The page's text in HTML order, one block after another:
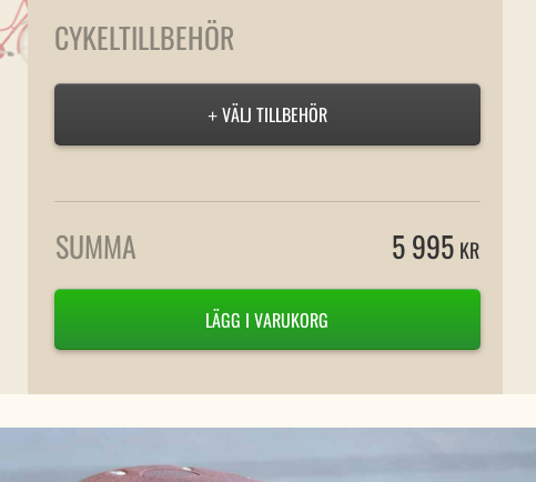
CYKELTILLBEHÖR
+VÄLJ TILLBEHÖR
SUMMA 5 995 KR
LÄGG I VARUKORG